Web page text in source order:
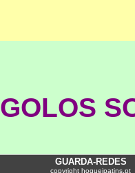
GOLOS